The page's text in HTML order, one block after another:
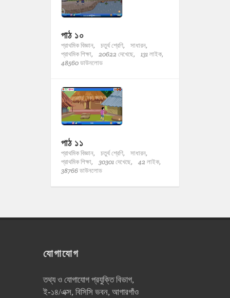
পাঠ ১০
প্রাথমিক বিজ্ঞান, চতুর্থ শ্রেণি,
সাধারন,
প্রাথমিক শিক্ষা,
20622 দেখেছে,
131 লাইক,
48560 ডাউনলোড
পাঠ ১১
প্রাথমিক বিজ্ঞান, চতুর্থ শ্রেণি,
সাধারন,
প্রাথমিক শিক্ষা,
30301 দেখেছে,
42 লাইক,
38766 ডাউনলোড
যোগাযোগ
তথ্য ও যোগাযোগ প্রযুক্তি বিভাগ,
ই-১৪/এক্স, বিসিসি ভবন, আগারগাঁও